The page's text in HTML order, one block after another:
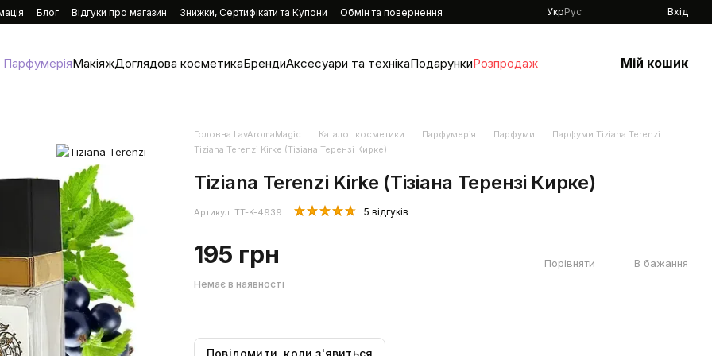
Блог Відгуки про магазин Знижки, Сертифікати та Купони Обмін та повернення УкрРус Вхід
ПарфумеріяМакіяжДоглядова косметикаБрендиАксесуари та технікаПодарункиРозпродаж Мій кошик
Головна LavAromaMagic Каталог косметики Парфумерія Парфуми
Парфуми Tiziana Terenzi
Tiziana Terenzi Kirke (Тізіана Терензі Кирке)
Tiziana Terenzi Kirke (Тізіана Терензі Кирке)
Артикул: TT-K-4939 5 відгуків
195 грн
Немає в наявності
Порівняти В бажання
Повідомити, коли з'явиться